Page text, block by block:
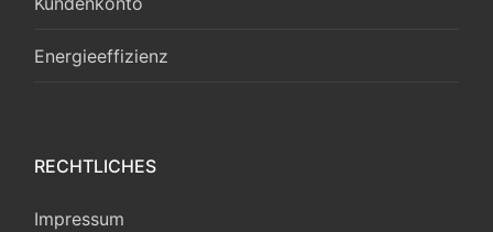
Energieeffizienz
RECHTLICHES
Impressum